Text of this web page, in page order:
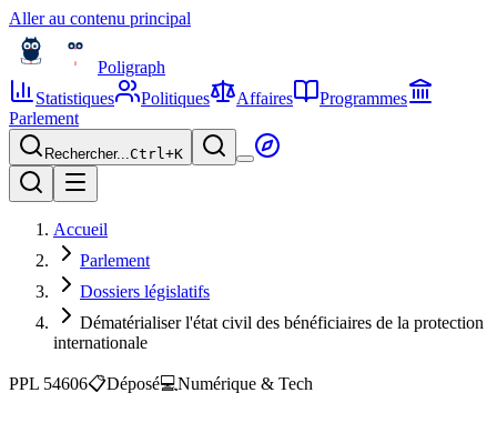
Aller au contenu principal
Poligraph
Statistiques
Politiques Affaires
Programmes
Parlement
Rechercher...Ctrl+K
Accueil
Parlement
Dossiers législatifs
Dématérialiser l'état civil des bénéficiaires de la protection
internationale
PPL 54606📋Déposé💻Numérique & Tech